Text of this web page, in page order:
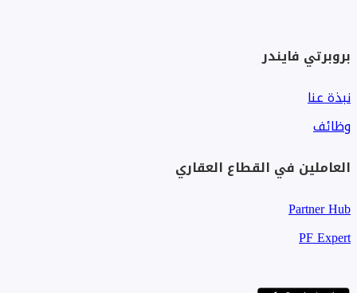
بروبرتي فايندر
نبذة عنا
وظائف
العاملين في القطاع العقاري
Partner Hub
PF Expert